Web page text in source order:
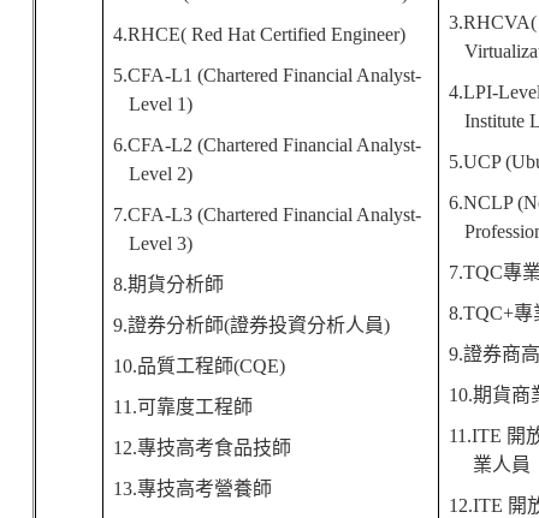
4.RHCE( Red Hat Certified Engineer)
5.CFA-L1 (Chartered Financial Analyst-
Level 1)
6.CFA-L2 (Chartered Financial Analyst-
Level 2)
7.CFA-L3 (Chartered Financial Analyst-
Level 3)
8.期貨分析師
9.證券分析師(證券投資分析人員)
10.品質工程師(CQE)
11.可靠度工程師
12.專技高考食品技師
13.專技高考營養師
3.RHCVA(
4.LPI-
Institute
5.UCP
6.NCLP
7.TQC專
8.TQC+專
9.證券商
10.期貨商
11.ITE 開
業人員
12.ITE 開